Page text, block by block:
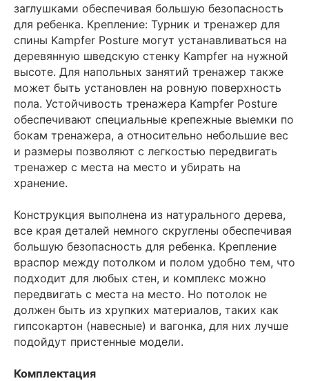
заглушками обеспечивая большую безопасность
для ребенка. Крепление: Турник и тренажер для
спины Kampfer Posture могут устанавливаться на
деревянную шведскую стенку Kampfer на нужной
высоте. Для напольных занятий тренажер также
может быть установлен на ровную поверхность
пола. Устойчивость тренажера Kampfer Posture
обеспечивают специальные крепежные выемки по
бокам тренажера, а относительно небольшие вес
и размеры позволяют с легкостью передвигать
тренажер с места на место и убирать на
хранение.
Конструкция выполнена из натурального дерева,
все края деталей немного скруглены обеспечивая
большую безопасность для ребенка. Крепление
враспор между потолком и полом удобно тем, что
подходит для любых стен, и комплекс можно
передвигать с места на место. Но потолок не
должен быть из хрупких материалов, таких как
гипсокартон (навесные) и вагонка, для них лучше
подойдут пристенные модели.
Комплектация